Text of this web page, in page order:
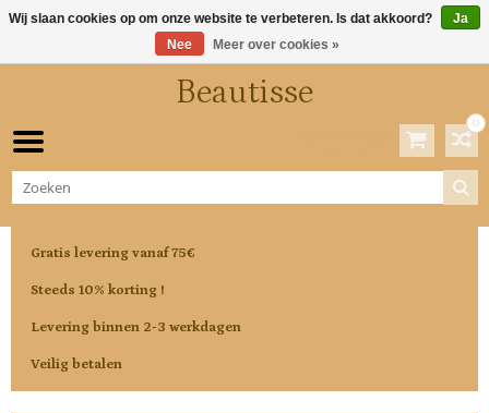
Beautisse
0
Gratis levering vanaf 75€
Steeds 10% korting !
Levering binnen 2-3 werkdagen
Veilig betalen
Wij slaan cookies op om onze website te verbeteren. Is dat akkoord?
Ja
Nee
Meer over cookies »